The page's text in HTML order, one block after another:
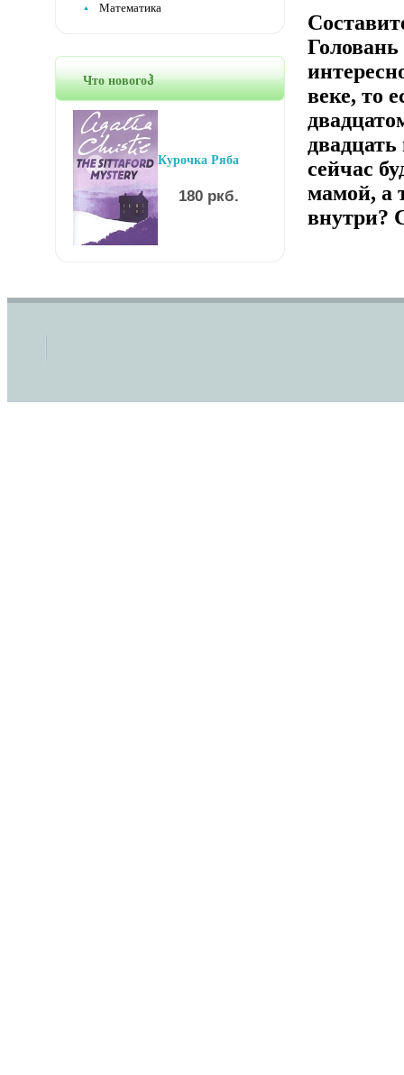
Математика
Что новогоჰ
Курочка Ряба
180 ркб.
веке, то
сейчас
мамой, а
внутри?